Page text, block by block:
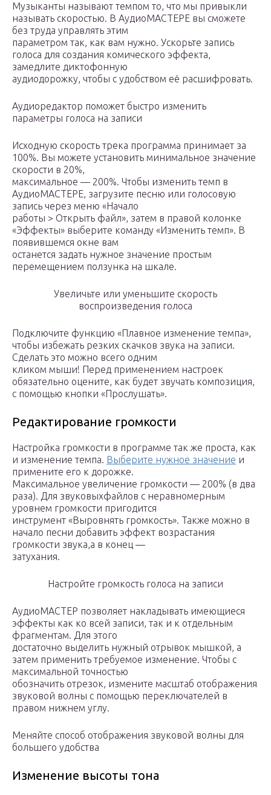
Музыканты называют темпом то, что мы привыкли
называть скоростью. В АудиоМАСТЕРЕ вы сможете
без труда управлять этим
параметром так, как вам нужно. Ускорьте запись
голоса для создания комического эффекта,
замедлите диктофонную
аудиодорожку, чтобы с удобством её расшифровать.
Аудиоредактор поможет быстро изменить
параметры голоса на записи
Исходную скорость трека программа принимает за
100%. Вы можете установить минимальное значение
cкорости в 20%,
максимальное — 200%. Чтобы изменить темп в
АудиоМАСТЕРЕ, загрузите песню или голосовую
запись через меню «Начало
работы > Открыть файл», затем в правой колонке
«Эффекты» выберите команду «Изменить темп». В
появившемся окне вам
останется задать нужное значение простым
перемещением ползунка на шкале.
Увеличьте или уменьшите скорость
воспроизведения голоса
Подключите функцию «Плавное изменение темпа»,
чтобы избежать резких скачков звука на записи.
Сделать это можно всего одним
кликом мыши! Перед применением настроек
обязательно оцените, как будет звучать композиция,
с помощью кнопки «Прослушать».
Редактирование громкости
Настройка громкости в программе так же проста, как
и изменение темпа. Выберите нужное значение и
примените его к дорожке.
Максимальное увеличение громкости — 200% (в два
раза). Для звуковыхфайлов с неравномерным
уровнем громкости пригодится
инструмент «Выровнять громкость». Также можно в
начало песни добавить эффект возрастания
громкости звука,а в конец —
затухания.
Настройте громкость голоса на записи
АудиоМАСТЕР позволяет накладывать имеющиеся
эффекты как ко всей записи, так и к отдельным
фрагментам. Для этого
достаточно выделить нужный отрывок мышкой, а
затем применить требуемое изменение. Чтобы с
максимальной точностью
обозначить отрезок, измените масштаб отображения
звуковой волны с помощью переключателей в
правом нижнем углу.
Меняйте способ отображения звуковой волны для
большего удобства
Изменение высоты тона